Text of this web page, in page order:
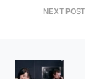
NEXT POST